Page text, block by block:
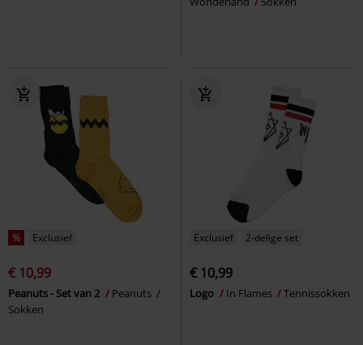
% Exclusief
€ 10,99
Peanuts - Set van 2
Peanuts
Sokken
Exclusief 2-delige set
€ 10,99
Logo In Flames Tennissokken